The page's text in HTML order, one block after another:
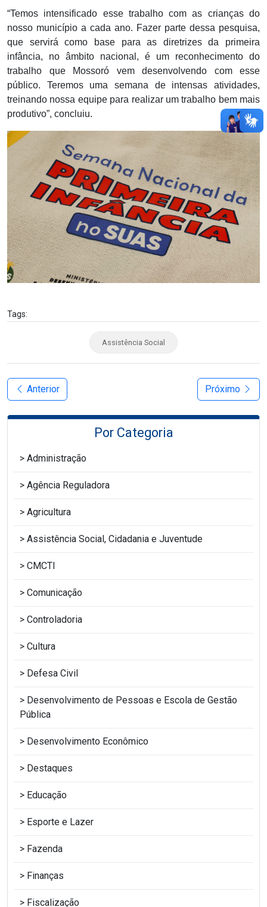
“Temos intensificado esse trabalho com as crianças do
nosso município a cada ano. Fazer parte dessa pesquisa,
que servirá como base para as diretrizes da primeira
infância, no âmbito nacional, é um reconhecimento do
trabalho que Mossoró vem desenvolvendo com esse
público. Teremos uma semana de intensas atividades,
treinando nossa equipe para realizar um trabalho bem mais
produtivo”, concluiu.
Tags:
Assistência Social
Anterior Próximo
Por Categoria
Administração
Agência Reguladora
Agricultura
Assistência Social, Cidadania e Juventude
CMCTI
Comunicação
Controladoria
Cultura
Defesa Civil
Desenvolvimento de Pessoas e Escola de Gestão
Pública
Desenvolvimento Econômico
Destaques
Educação
Esporte e Lazer
Fazenda
Finanças
Fiscalização